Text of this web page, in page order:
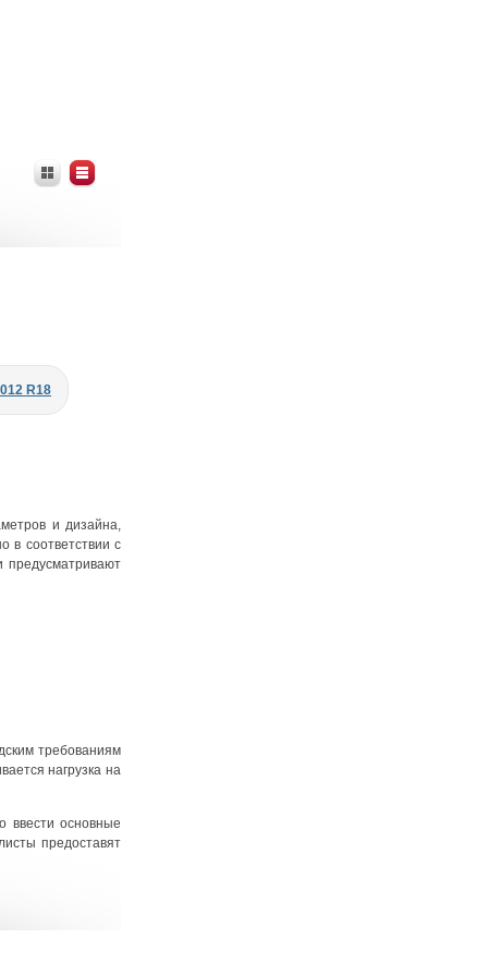
R18
и дизайна,
в соответствии с
предусматривают
требованиям
нагрузка на
ввести основные
предоставят